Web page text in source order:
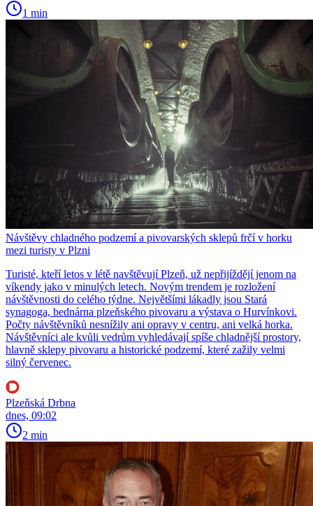
1 min
Návštěvy chladného podzemí a pivovarských sklepů frčí v horku
mezi turisty v Plzni
Turisté, kteří letos v létě navštěvují Plzeň, už nepřijíždějí jenom na
víkendy jako v minulých letech. Novým trendem je rozložení
návštěvnosti do celého týdne. Největšími lákadly jsou Stará
synagoga, bednárna plzeňského pivovaru a výstava o Hurvínkovi.
Počty návštěvníků nesnížily ani opravy v centru, ani velká horka.
Návštěvníci ale kvůli vedrům vyhledávají spíše chladnější prostory,
hlavně sklepy pivovaru a historické podzemí, které zažily velmi
silný červenec.
Plzeňská Drbna
dnes, 09:02
2 min